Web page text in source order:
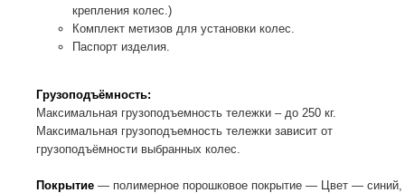
крепления колес.)
Комплект метизов для установки колес.
Паспорт изделия.
Грузоподъёмность:
Максимальная грузоподъемность тележки – до 250 кг.
Максимальная грузоподъемность тележки зависит от
грузоподъёмности выбранных колес.
Покрытие — полимерное порошковое покрытие — Цвет — синий,